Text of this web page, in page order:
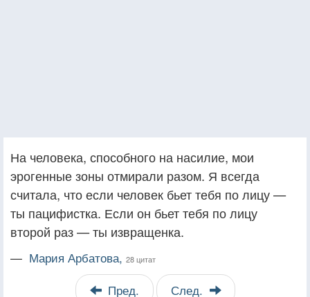
На человека, способного на насилие, мои
эрогенные зоны отмирали разом. Я всегда
считала, что если человек бьет тебя по лицу —
ты пацифистка. Если он бьет тебя по лицу
второй раз — ты извращенка.
— Мария Арбатова, 28 цитат
Пред. След.